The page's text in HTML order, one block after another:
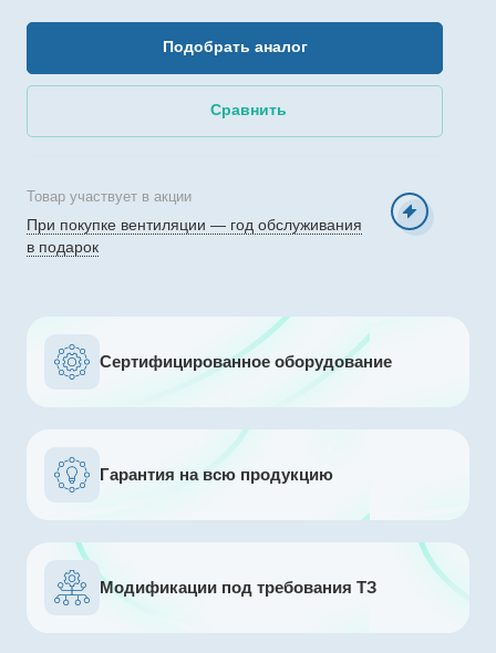
Подобрать аналог
Сравнить
Товар участвует в акции
При покупке вентиляции — год обслуживания
в подарок
Сертифицированное оборудование
Гарантия на всю продукцию
Модификации под требования ТЗ